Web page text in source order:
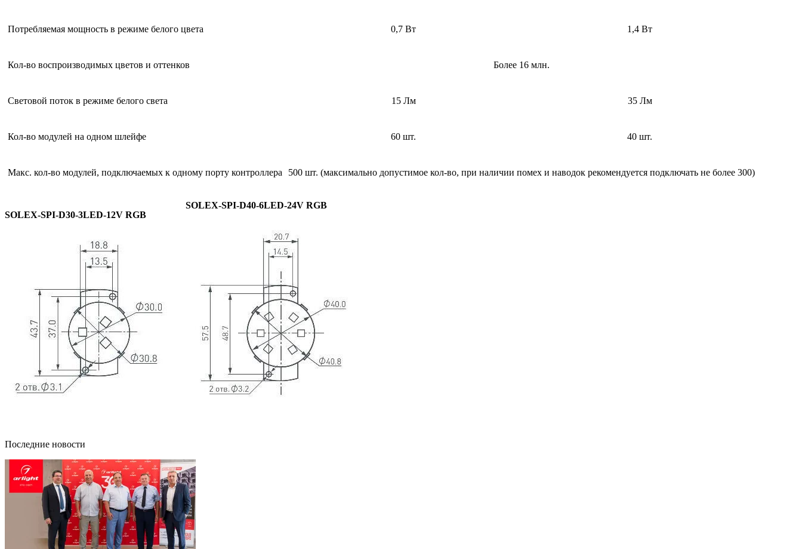
Потребляемая мощность в режиме белого цвета 0,7 Вт 1,4 Вт
Кол-во воспроизводимых цветов и оттенков Более 16 млн.
Световой поток в режиме белого света 15 Лм 35 Лм
Кол-во модулей на одном шлейфе 60 шт. 40 шт.
Макс. кол-во модулей, подключаемых к одному порту контроллера 500 шт. (максимально допустимое кол-во, при наличии помех и наводок рекомендуется подключать не более 300)
SOLEX-SPI-D30-3LED-12V RGB
SOLEX-SPI-D40-6LED-24V RGB
Последние новости